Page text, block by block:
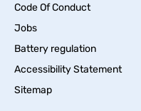
Code Of Conduct
Jobs
Battery regulation
Accessibility Statement
Sitemap